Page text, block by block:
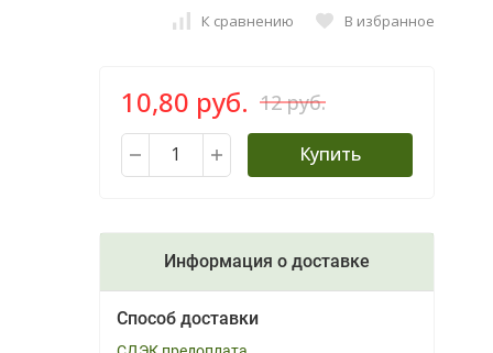
К сравнению В избранное
10,80 руб. 12 руб.
Купить
Информация о доставке
Способ доставки